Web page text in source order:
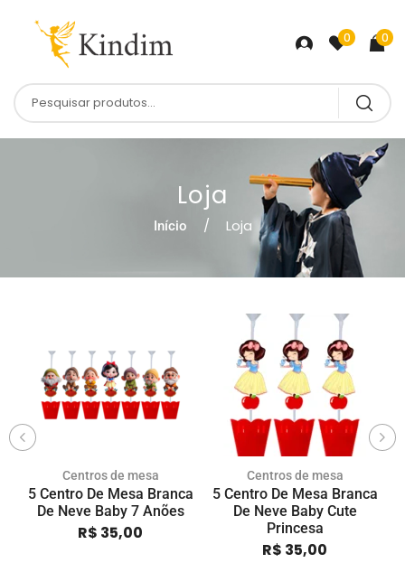
0 0
Loja
Início Loja
Centros de mesa
5 Centro De Mesa Branca
De Neve Baby 7 Anões
R$ 35,00
Centros de mesa
5 Centro De Mesa Branca
De Neve Baby Cute
Princesa
R$ 35,00